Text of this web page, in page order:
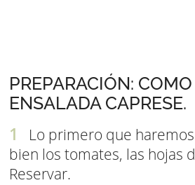
PREPARACIÓN:
ENSALADA CAPRESE.
Lo primero que
bien los tomates, las hojas
Reservar.